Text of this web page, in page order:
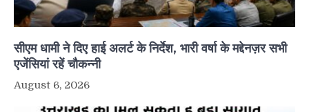
सीएम धामी ने दिए हाई अलर्ट के निर्देश, भारी वर्षा के मद्देनज़र सभी
एजेंसियां रहें चौकन्नी
August 6, 2026